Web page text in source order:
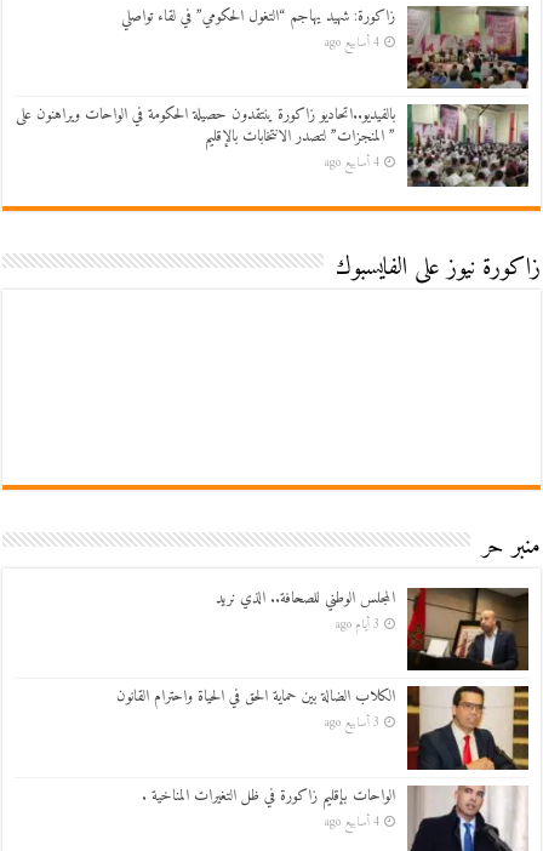
زاكورة: شهيد يهاجم “التغول الحكومي” في لقاء تواصلي
4 أسابيع ago
بالفيديو..اتحاديو زاكورة ينتقدون حصيلة الحكومة في الواحات ويراهنون على
” المنجزات” لتصدر الانتخابات بالإقليم
4 أسابيع ago
زاكورة نيوز على الفايسبوك
منبر حر
المجلس الوطني للصحافة.. الذي نريد
3 أيام ago
الكلاب الضالة بين حماية الحق في الحياة واحترام القانون
3 أسابيع ago
الواحات بإقليم زاكورة في ظل التغيرات المناخية .
4 أسابيع ago